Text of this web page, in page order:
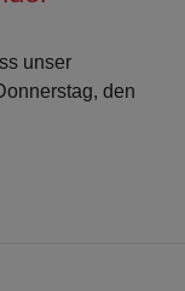
unser
den